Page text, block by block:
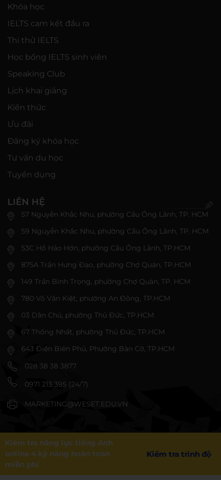
Khóa học
IELTS cam kết đầu ra
Thi thử IELTS
Học bổng IELTS sinh viên
Speaking Club
Lịch khai giảng
Kiến thức
Ưu đãi
Đăng ký khóa học
Tư vấn du học
Tuyển dụng
LIÊN HỆ
57 Nguyễn Khắc Nhu, phường Cầu Ông Lãnh, TP. HCM
59 Nguyễn Khắc Nhu, phường Cầu Ông Lãnh, TP. HCM
53C Hồ Hảo Hớn, phường Cầu Ông Lãnh, TP.HCM
875A Trần Hưng Đạo, phường Chợ Quán, TP.HCM
149 Trần Bình Trọng, phường Chợ Quán, TP. HCM
780 Võ Văn Kiệt, phường An Đông, TP.HCM
03 Dân Chủ, phường Thủ Đức, TP.HCM
67 Thống Nhất, phường Thủ Đức, TP.HCM
643 Điện Biên Phủ, Phường Bàn Cờ, TP.HCM
028 38 38 3877
0971 213 395 (24/7)
MARKETING@WESET.EDU.VN
Kiểm tra năng lực tiếng Anh
online 4 kỹ năng hoàn toàn
miễn phí
Kiểm tra trình độ